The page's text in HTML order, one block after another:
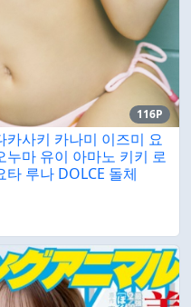
116P
카사키 카나미 이즈미 요
마 유이 아마노 키키 로
루나 DOLCE 돌체